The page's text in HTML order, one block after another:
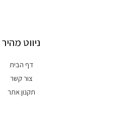
ניווט מהיר
דף הבית
צור קשר
תקנון אתר